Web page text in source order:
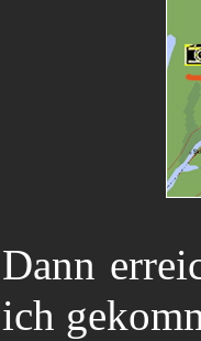
Dann
ich